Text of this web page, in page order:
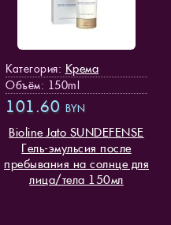
Категория: Крема
Объём: 150ml
101.60 BYN
Bioline Jato SUNDEFENSE
Гель-эмульсия после
пребывания на солнце для
лица/тела 150мл